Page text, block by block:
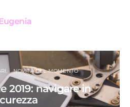
NOVITÀ DEL MOMENTO
2019: navigare in